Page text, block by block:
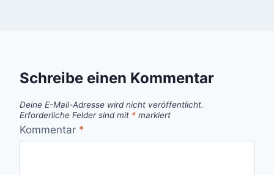
Schreibe einen Kommentar
Deine E-Mail-Adresse wird nicht veröffentlicht.
Erforderliche Felder sind mit * markiert
Kommentar *